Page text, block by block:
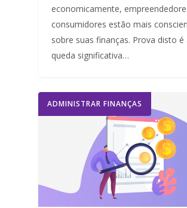
economicamente,
consumidores estão mais
sobre suas finanças. Prova disto é
queda significativa…
ADMINISTRAR FINANÇAS